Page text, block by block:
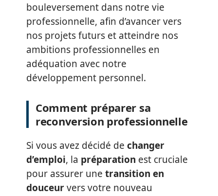
bouleversement dans notre vie
professionnelle, afin d’avancer vers
nos projets futurs et atteindre nos
ambitions professionnelles en
adéquation avec notre
développement personnel.
Comment préparer sa
reconversion professionnelle
Si vous avez décidé de changer
d’emploi, la préparation est cruciale
pour assurer une transition en
douceurvers votre nouveau